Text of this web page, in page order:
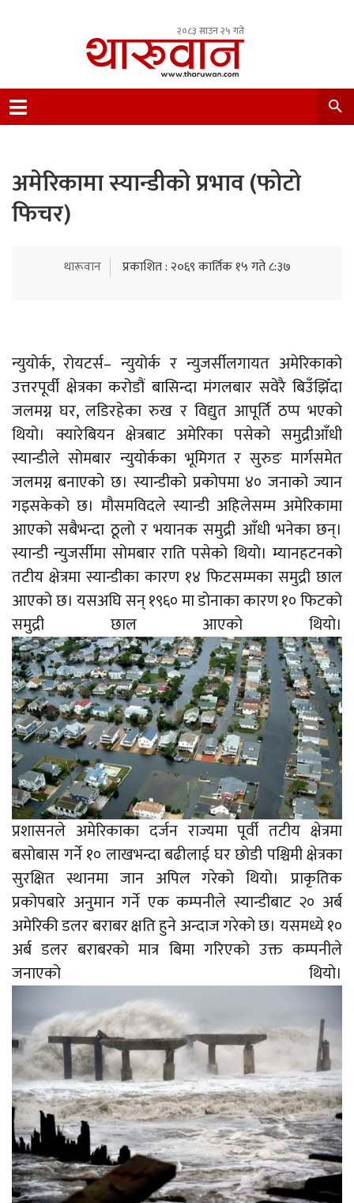
२०८३ साउन २५ गते
Nepal.
अमेरिकामा स्यान्डीको प्रभाव (फोटो
फिचर)
थारूवान प्रकाशित : २०६९ कार्तिक १५ गते ८:३७
न्युयोर्क, रोयटर्स– न्युयोर्क र न्युजर्सीलगायत अमेरिकाको
उत्तरपूर्वी क्षेत्रका करोडौं बासिन्दा मंगलबार सवेरै बिउँझिँदा
जलमग्न घर, लडिरहेका रुख र विद्युत आपूर्ति ठप्प भएको
थियो। क्यारेबियन क्षेत्रबाट अमेरिका पसेको समुद्रीआँधी
स्यान्डीले सोमबार न्युयोर्कका भूमिगत र सुरुङ मार्गसमेत
जलमग्न बनाएको छ। स्यान्डीको प्रकोपमा ४० जनाको ज्यान
गइसकेको छ। मौसमविदले स्यान्डी अहिलेसम्म अमेरिकामा
आएको सबैभन्दा ठूलो र भयानक समुद्री आँधी भनेका छन्।
स्यान्डी न्युजर्सीमा सोमबार राति पसेको थियो। म्यानहटनको
तटीय क्षेत्रमा स्यान्डीका कारण १४ फिटसम्मका समुद्री छाल
आएको छ। यसअघि सन् १९६० मा डोनाका कारण १० फिटको
समुद्री छाल आएको थियो।
प्रशासनले अमेरिकाका दर्जन राज्यमा पूर्वी तटीय क्षेत्रमा
बसोबास गर्ने १० लाखभन्दा बढीलाई घर छोडी पश्चिमी क्षेत्रका
सुरक्षित स्थानमा जान अपिल गरेको थियो। प्राकृतिक
प्रकोपबारे अनुमान गर्ने एक कम्पनीले स्यान्डीबाट २० अर्ब
अमेरिकी डलर बराबर क्षति हुने अन्दाज गरेको छ। यसमध्ये १०
अर्ब डलर बराबरको मात्र बिमा गरिएको उक्त कम्पनीले
जनाएको थियो।